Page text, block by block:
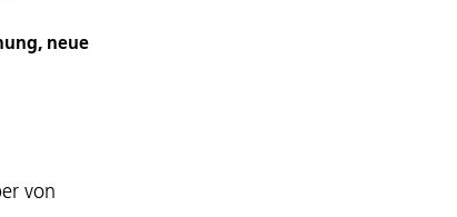
neue
von